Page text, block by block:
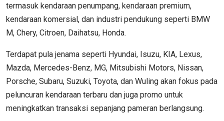
termasuk kendaraan penumpang, kendaraan premium,
kendaraan komersial, dan industri pendukung seperti BMW
M, Chery, Citroen, Daihatsu, Honda.
Terdapat pula jenama seperti Hyundai, Isuzu, KIA, Lexus,
Mazda, Mercedes-Benz, MG, Mitsubishi Motors, Nissan,
Porsche, Subaru, Suzuki, Toyota, dan Wuling akan fokus pada
peluncuran kendaraan terbaru dan juga promo untuk
meningkatkan transaksi sepanjang pameran berlangsung.